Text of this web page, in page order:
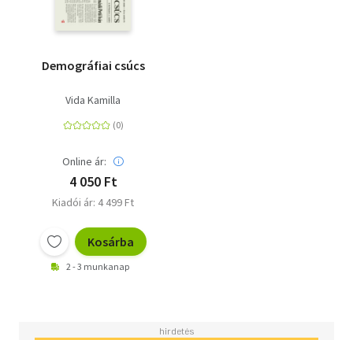
Demográfiai csúcs
Vida Kamilla
Online ár:
4 050 Ft
Kiadói ár: 4 499 Ft
Kosárba
2 - 3 munkanap